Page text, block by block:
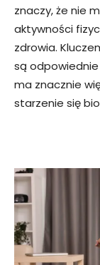
znaczy, że nie
aktywności
zdrowia.
są
ma znacznie
starzenie się